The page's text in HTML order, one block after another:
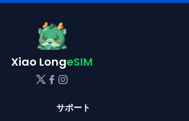
Xiao LongeSIM
サポート